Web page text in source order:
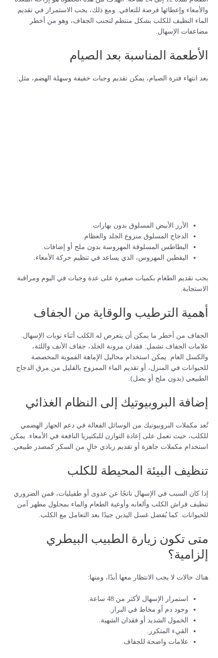
والأمعاء وإعطائها فرصة للتعافي. ومع ذلك، يجب الاستمرار في تقديم
الماء النظيف للكلب بشكل منتظم لتجنب الجفاف، وهو من أخطر
مضاعفات الإسهال.
الأطعمة المناسبة بعد الصيام
بعد انتهاء فترة الصيام، يمكن تقديم وجبات خفيفة وسهلة الهضم، مثل:
الأرز الأبيض المسلوق بدون بهارات.
الدجاج المسلوق منزوع الجلد والعظام.
البطاطس المسلوقة المهروسة بدون ملح أو إضافات.
اليقطين المهروس، الذي يساعد في تنظيم حركة الأمعاء.
يجب تقديم الطعام بكميات صغيرة على عدة وجبات في اليوم ومراقبة
الاستجابة.
أهمية الترطيب والوقاية من الجفاف
الجفاف من أخطر ما يمكن أن يتعرض له الكلب أثناء نوبات الإسهال.
علامات الجفاف تشمل: فقدان مرونة الجلد، جفاف الأنف واللثة،
والكسل العام. يمكن استخدام محاليل الإماهة الفموية المخصصة
للحيوانات في المنزل، أو تقديم الماء الممزوج بالقليل من مرق الدجاج
الطبيعي (بدون ملح أو بصل).
إضافة البروبيوتيك إلى النظام الغذائي
تُعد مكملات البروبيوتيك من الوسائل الفعالة في دعم الجهاز الهضمي
للكلب، حيث تعمل على إعادة التوازن للبكتيريا النافعة في الأمعاء. يمكن
استخدام مكملات جاهزة أو تقديم زبادي خالٍ من السكر كمصدر طبيعي.
تنظيف البيئة المحيطة للكلب
إذا كان السبب في الإسهال ناتجًا عن عدوى أو طفيليات، فمن الضروري
تنظيف فراش الكلب وألعابه وأوعية الطعام والماء بمحلول مطهر آمن
للحيوانات. كما يُفضل غسل اليدين جيدًا بعد التعامل مع الكلب.
متى تكون زيارة الطبيب البيطري
إلزامية؟
هناك حالات لا يجب الانتظار معها أبدًا، ومنها:
استمرار الإسهال لأكثر من 48 ساعة.
وجود دم أو مخاط في البراز.
الخمول الشديد أو فقدان الشهية.
القيء المتكرر.
علامات واضحة للجفاف.